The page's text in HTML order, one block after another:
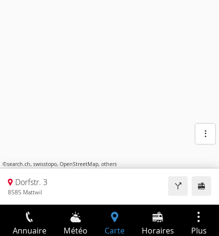
©search.ch, swisstopo, OpenStreetMap, others
Dorfstr. 3
8585 Mattwil
Annuaire Météo Carte Horaires Plus